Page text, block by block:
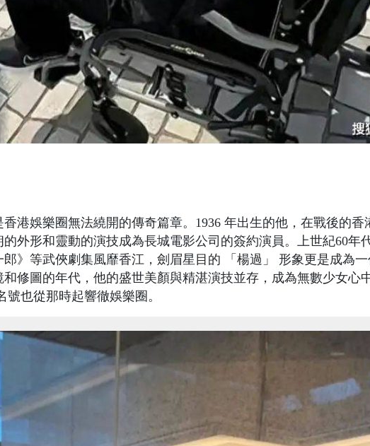
港娛樂圈無法繞開的傳奇篇章。1936 年出生的他，在戰後的香
外形和靈動的演技成為長城電影公司的簽約演員。上世紀60年
》等武俠劇集風靡香江，劍眉星目的 「楊過」 形象更是成為
修圖的年代，他的盛世美顏與精湛演技並存，成為無數少女心
號也從那時起響徹娛樂圈。